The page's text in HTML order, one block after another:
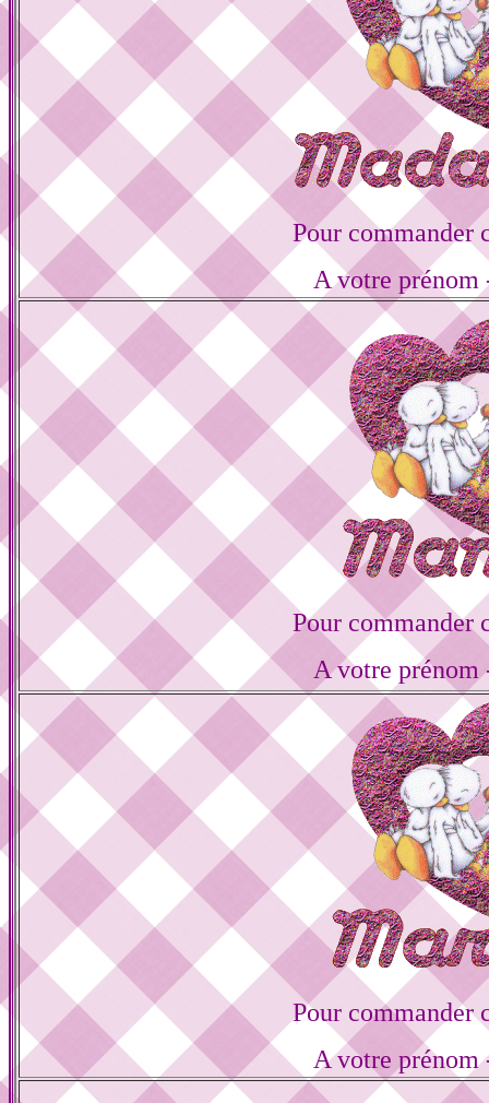
Pour commander
A votre prénom
Pour commander
A votre prénom
Pour commander
A votre prénom